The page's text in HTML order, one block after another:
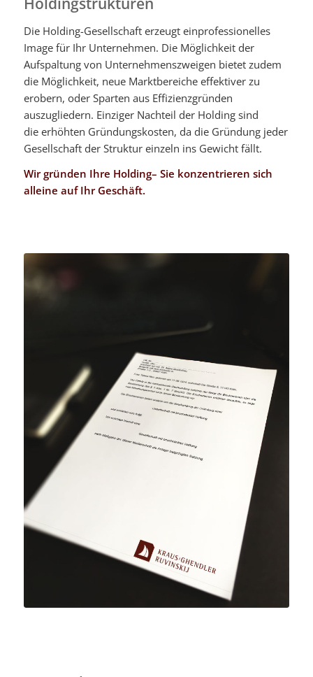
Die Holding-Gesellschaft erzeugt einprofessionelles
Image für Ihr Unternehmen. Die Möglichkeit der
Aufspaltung von Unternehmenszweigen bietet zudem
die Möglichkeit, neue Marktbereiche effektiver zu
erobern, oder Sparten aus Effizienzgründen
auszugliedern. Einziger Nachteil der Holding sind
die erhöhten Gründungskosten, da die Gründung jeder
Gesellschaft der Struktur einzeln ins Gewicht fällt.
Wir gründen Ihre Holding– Sie konzentrieren sich
alleine auf Ihr Geschäft.